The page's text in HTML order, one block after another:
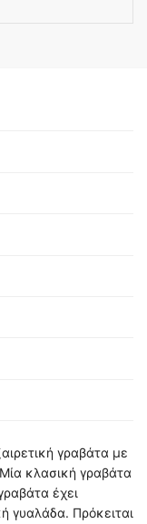
γραβάτα με
κλασική γραβάτα
έχει
γυαλάδα. Πρόκειται